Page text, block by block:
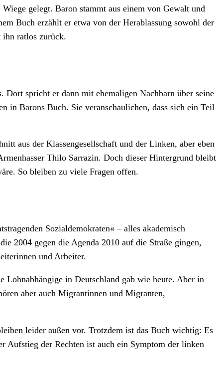
gelegt. Baron stammt aus einem von Gewalt und
Buch erzählt er etwa von der Herablassung sowohl der
ihn ratlos zurück.
spricht er dann mit ehemaligen Nachbarn über seine
in Barons Buch. Sie veranschaulichen, dass sich ein Teil
aus der Klassengesellschaft und der Linken, aber eben
Thilo Sarrazin. Doch dieser Hintergrund bleibt
So bleiben zu viele Fragen offen.
Sozialdemokraten« – alles akademisch
2004 gegen die Agenda 2010 auf die Straße gingen,
und Arbeiter.
Lohnabhängige in Deutschland gab wie heute. Aber in
aber auch Migrantinnen und Migranten,
leider außen vor. Trotzdem ist das Buch wichtig: Es
der Rechten ist auch ein Symptom der linken